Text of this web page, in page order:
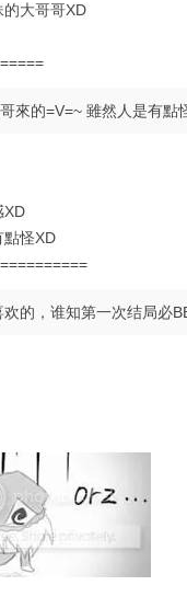
大哥哥XD
來的=V=~ 雖然人是有點
XD
點怪XD
欢的，谁知第一次结局